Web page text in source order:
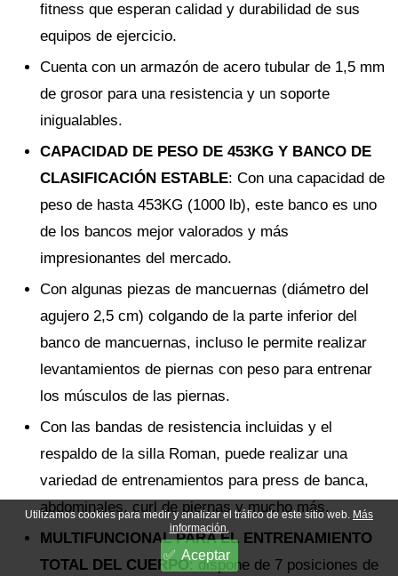
fitness que esperan calidad y durabilidad de sus
equipos de ejercicio.
Cuenta con un armazón de acero tubular de 1,5 mm
de grosor para una resistencia y un soporte
inigualables.
CAPACIDAD DE PESO DE 453KG Y BANCO DE
CLASIFICACIÓN ESTABLE: Con una capacidad de
peso de hasta 453KG (1000 lb), este banco es uno
de los bancos mejor valorados y más
impresionantes del mercado.
Con algunas piezas de mancuernas (diámetro del
agujero 2,5 cm) colgando de la parte inferior del
banco de mancuernas, incluso le permite realizar
levantamientos de piernas con peso para entrenar
los músculos de las piernas.
Con las bandas de resistencia incluidas y el
respaldo de la silla Roman, puede realizar una
variedad de entrenamientos para press de banca,
abdominales, curl de piernas y mucho más.
MULTIFUNCIONAL PARA EL ENTRENAMIENTO
TOTAL DEL CUERPO: dispone de 7 posiciones de
Utilizamos cookies para medir y analizar el tráfico de este sitio web. Más
información.
Aceptar